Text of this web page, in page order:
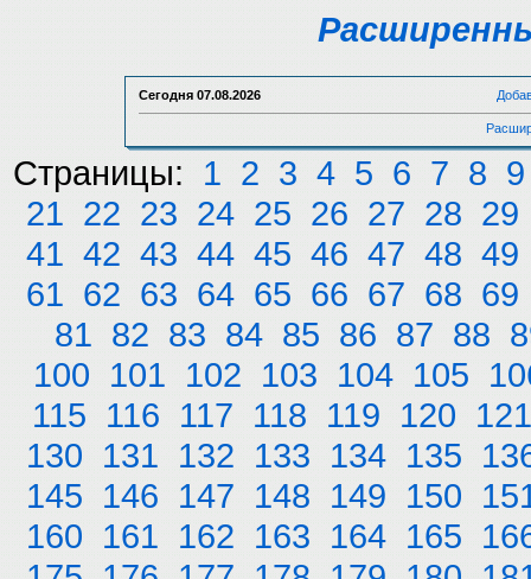
Сегодня 07.08.2026
Страницы: 1 2 3 4 5 6 7 8 9
21 22 23 24 25 26 27 28 29
41 42 43 44 45 46 47 48 49
61 62 63 64 65 66 67 68 69
81 82 83 84 85 86 87 88
100 101 102 103 104 105
115 116 117 118 119 120 121
130 131 132 133 134 135
145 146 147 148 149 150
160 161 162 163 164 165